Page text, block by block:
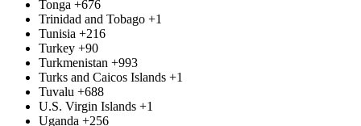
Tonga +676
Trinidad and Tobago +1
Tunisia +216
Turkey +90
Turkmenistan +993
Turks and Caicos Islands +1
Tuvalu +688
U.S. Virgin Islands +1
Uganda +256